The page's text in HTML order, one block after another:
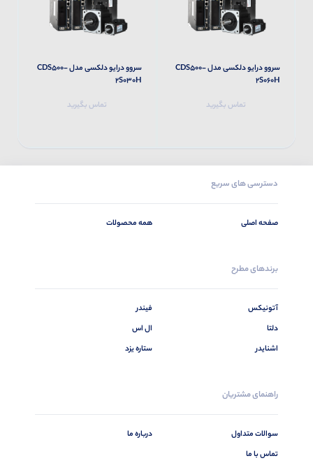
سروو درایو دلکسی مدل CDS500-
2S060H
تماس بگیرید
سروو درایو دلکسی مدل CDS500-
2S030H
تماس بگیرید
دسترسی های سریع
صفحه اصلی همه محصولات
برندهای مطرح
آتونیکس
دلتا
اشنایدر
فیندر
ال اس
ستاره یزد
راهنمای مشتریان
سوالات متداول
تماس با ما
درباره ما